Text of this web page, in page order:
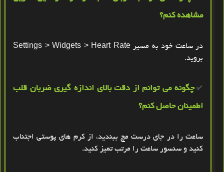
مشاهده کنم؟
در ساعت خود به مسیرSettings > Widgets > Heart Rate
بروید.
✅چگونه می‌ توانم از دقت بالای اندازه‌ گیری ضربان قلب
اطمینان حاصل کنم؟
ساعت را در جای درست مچ ببندید، از کرم‌ های پوستی اجتناب
کنید و سنسور ساعت را مرتب تمیز کنید.